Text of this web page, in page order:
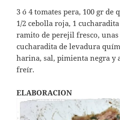
3 ó 4 tomates pera, 100 gr de
1/2 cebolla roja, 1
ramito de perejil fresco,
cucharadita de levadura
harina, sal, pimienta negra y
freír.
ELABORACION